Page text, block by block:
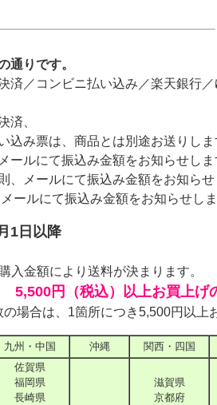
通りです。
済／コンビニ払い込み／楽天銀行
済、
込み票は、商品とは別途お送りし
ールにて振込み金額をお知らせし
、メールにて振込み金額をお知ら
メールにて振込み金額をお知らせし
1日以降
入金額により送料が決まります。
5,500円（税込）以上お買上げ
の場合は、1箇所につき5,500円以
九州・中国 沖縄 関西・四国
佐賀県
福岡県
長崎県
滋賀県
京都府